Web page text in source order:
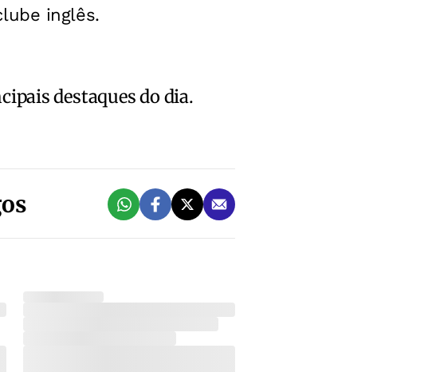
inglês.
destaques do dia.